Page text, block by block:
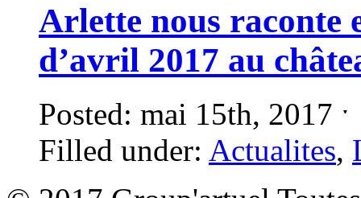
Arlette nous raconte
d’avril 2017 au
Posted: mai 15th, 2017
Filled under: Actualites,